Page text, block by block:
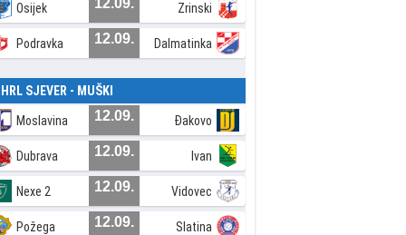
Osijek 12.09. Zrinski
Podravka 12.09. Dalmatinka
SJEVER - MUŠKI
Moslavina 12.09. Đakovo
Dubrava 12.09. Ivan
Nexe 2 12.09. Vidovec
Požega 12.09. Slatina